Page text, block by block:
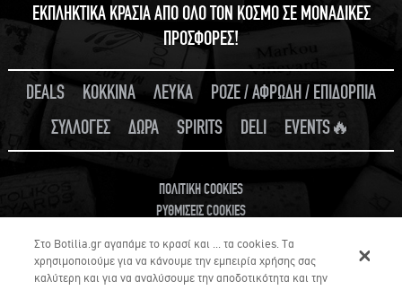
ΕΚΠΛΗΚΤΙΚΑ ΚΡΑΣΙΑ ΑΠΟ ΟΛΟ ΤΟΝ ΚΟΣΜΟ ΣΕ ΜΟΝΑΔΙΚΕΣ
ΠΡΟΣΦΟΡΕΣ!
DEALS ΚΟΚΚΙΝΑ ΛΕΥΚΑ
ΡΟΖΕ / ΑΦΡΩΔΗ / ΕΠΙΔΟΡΠΙΑ
ΣΥΛΛΟΓΕΣ
ΔΩΡΑ SPIRITS DELI EVENTS🔥
ΠΟΛΙΤΙΚΗ COOKIES
ΡΥΘΜΙΣΕΙΣ COOKIES
Στο Botilia.gr αγαπάμε το κρασί και ... τα cookies. Τα
χρησιμοποιούμε για να κάνουμε την εμπειρία χρήσης σας
καλύτερη και για να αναλύσουμε την αποδοτικότητα και την